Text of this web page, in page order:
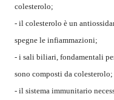
colesterolo;
- il colesterolo è un
spegne le infiammazioni;
- i sali biliari, fondamentali
sono composti da colesterolo;
- il sistema immunitario